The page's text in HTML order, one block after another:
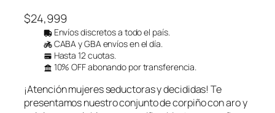
$24,999
Envíos discretos a todo el país.
CABA y GBA envíos en el día.
Hasta 12 cuotas.
10% OFF abonando por transferencia.
¡Atención mujeres seductoras y decididas! Te
presentamos nuestro conjunto de corpiño con aro y